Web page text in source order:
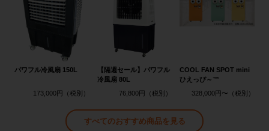
パワフル冷風扇 150L
173,000円
【隔週セール】パワフル
冷風扇 80L
76,800円
COOL FAN SPOT mini
ひえっぴ～™
328,000円〜
すべてのおすすめ商品を見る